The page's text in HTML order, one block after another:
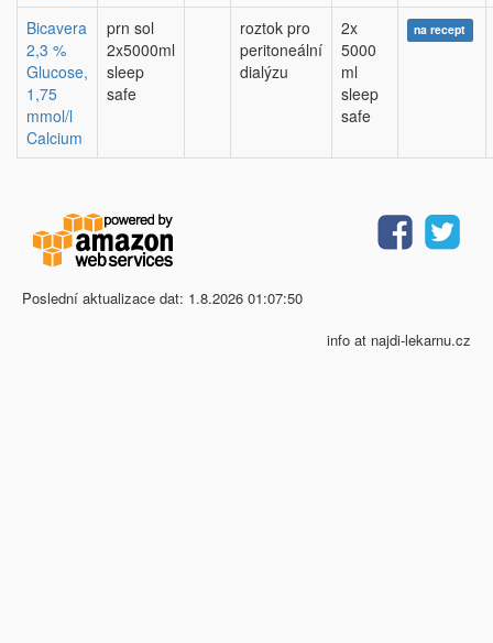
Bicavera
2,3 %
Glucose,
1,75
mmol/l
Calcium
prn sol
2x5000ml
sleep
safe
roztok pro
peritoneální
dialýzu
2x
5000
ml
sleep
safe
na recept
Poslední aktualizace dat: 1.8.2026 01:07:50
info at najdi-lekarnu.cz